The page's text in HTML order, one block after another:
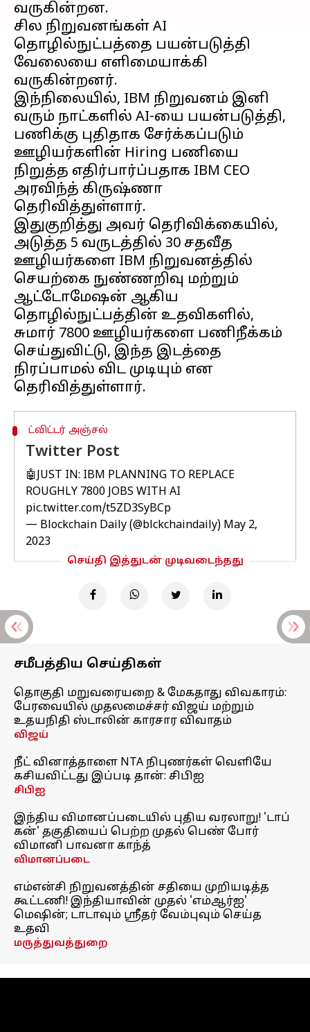
வருகின்றன.
சில நிறுவனங்கள் AI
தொழில்நுட்பத்தை பயன்படுத்தி
வேலையை எளிமையாக்கி
வருகின்றனர்.
இந்நிலையில், IBM நிறுவனம் இனி
வரும் நாட்களில் AI-யை பயன்படுத்தி,
பணிக்கு புதிதாக சேர்க்கப்படும்
ஊழியர்களின் Hiring பணியை
நிறுத்த எதிர்பார்ப்பதாக IBM CEO
அரவிந்த் கிருஷ்ணா
தெரிவித்துள்ளார்.
இதுகுறித்து அவர் தெரிவிக்கையில்,
அடுத்த 5 வருடத்தில் 30 சதவீத
ஊழியர்களை IBM நிறுவனத்தில்
செயற்கை நுண்ணறிவு மற்றும்
ஆட்டோமேஷன் ஆகிய
தொழில்நுட்பத்தின் உதவிகளில்,
சுமார் 7800 ஊழியர்களை பணிநீக்கம்
செய்துவிட்டு, இந்த இடத்தை
நிரப்பாமல் விட முடியும் என
ட்விட்டர் அஞ்சல்
Twitter Post
🤖JUST IN: IBM PLANNING TO REPLACE
ROUGHLY 7800 JOBS WITH AI
pic.twitter.com/t5ZD3SyBCp
— Blockchain Daily (@blckchaindaily) May 2,
2023
செய்தி இத்துடன் முடிவடைந்தது
சமீபத்திய செய்திகள்
தொகுதி மறுவரையறை & மேகதாது விவகாரம்:
பேரவையில் முதலமைச்சர் விஜய் மற்றும்
உதயநிதி ஸ்டாலின் காரசார விவாதம்
விஜய்
நீட் வினாத்தாளை NTA நிபுணர்கள் வெளியே
கசியவிட்டது இப்படி தான்: சிபிஐ
சிபிஐ
இந்திய விமானப்படையில் புதிய வரலாறு! 'டாப்
கன்' தகுதியைப் பெற்ற முதல் பெண் போர்
விமானி பாவனா காந்த்
விமானப்படை
எம்என்சி நிறுவனத்தின் சதியை முறியடித்த
கூட்டணி! இந்தியாவின் முதல் 'எம்ஆர்ஐ'
மெஷின்; டாடாவும் ஸ்ரீதர் வேம்புவும் செய்த
உதவி
மருத்துவத்துறை